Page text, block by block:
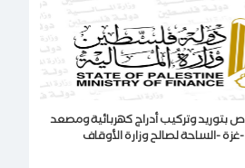
110 / 2023 الخاص بتوريد وتركيب أدراج كهربائية ومصعد
-الساحة لصالح وزارة الأوقاف